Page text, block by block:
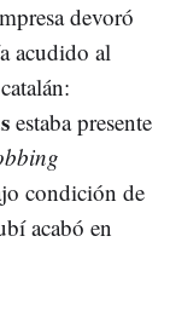
devoró
acudido al
estaba presente
condición de
acabó en